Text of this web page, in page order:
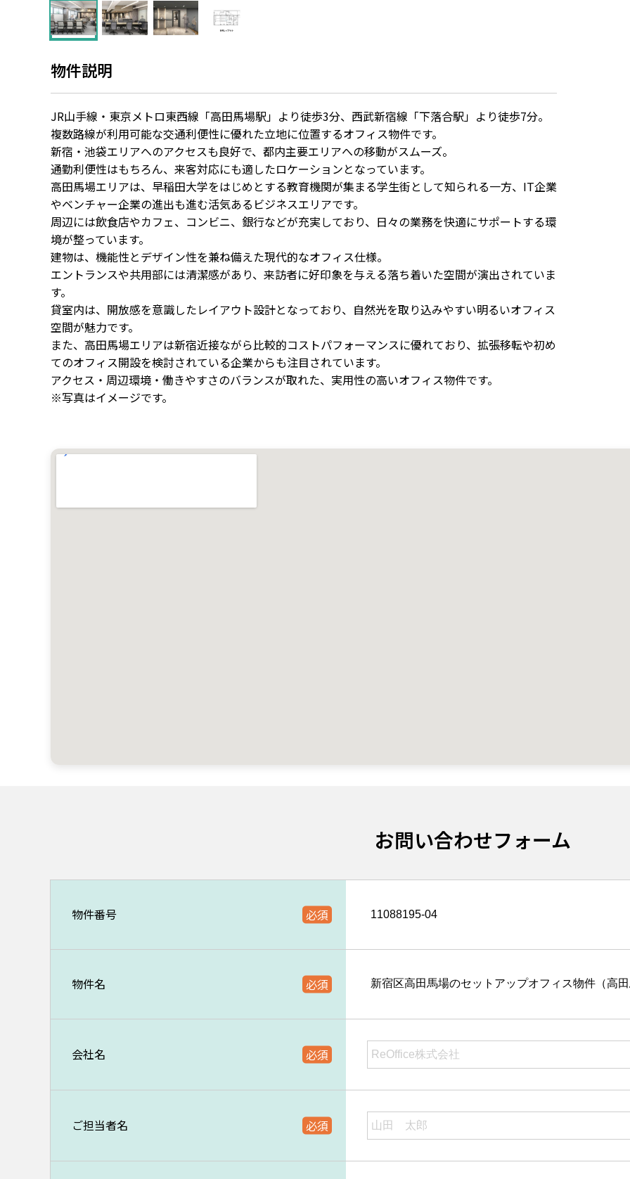
物件説明
JR山手線・東京メトロ東西線「高田馬場駅」より徒歩3分、西武新宿線「下落合駅」より徒歩7分。
複数路線が利用可能な交通利便性に優れた立地に位置するオフィス物件です。
新宿・池袋エリアへのアクセスも良好で、都内主要エリアへの移動がスムーズ。
通勤利便性はもちろん、来客対応にも適したロケーションとなっています。
高田馬場エリアは、早稲田大学をはじめとする教育機関が集まる学生街として知られる一方、IT企業
やベンチャー企業の進出も進む活気あるビジネスエリアです。
周辺には飲食店やカフェ、コンビニ、銀行などが充実しており、日々の業務を快適にサポートする環
境が整っています。
建物は、機能性とデザイン性を兼ね備えた現代的なオフィス仕様。
エントランスや共用部には清潔感があり、来訪者に好印象を与える落ち着いた空間が演出されていま
す。
貸室内は、開放感を意識したレイアウト設計となっており、自然光を取り込みやすい明るいオフィス
空間が魅力です。
また、高田馬場エリアは新宿近接ながら比較的コストパフォーマンスに優れており、拡張移転や初め
てのオフィス開設を検討されている企業からも注目されています。
アクセス・周辺環境・働きやすさのバランスが取れた、実用性の高いオフィス物件です。
※写真はイメージです。
お問い合わせフォーム
物件番号
物件名
会社名
ご担当者名